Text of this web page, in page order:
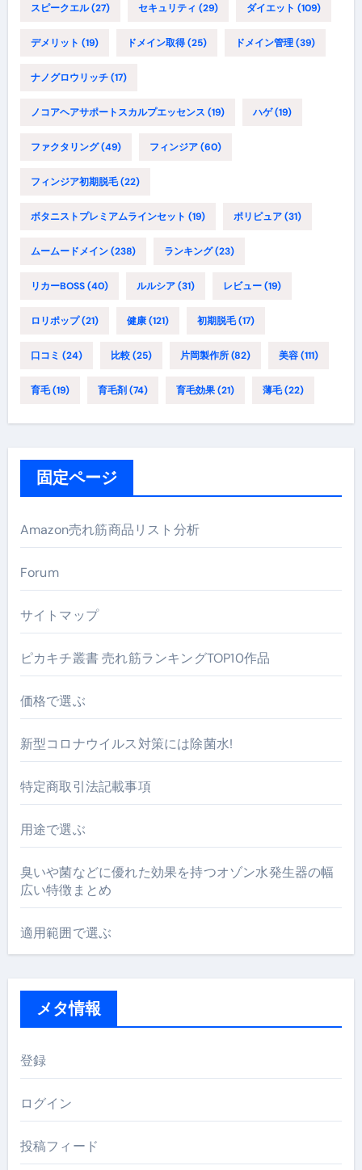
スピークエル(27) セキュリティ (29) ダイエット (109)
デメリット (19) ドメイン取得(25) ドメイン管理(39)
ナノグロウリッチ(17)
ノコアヘアサポートスカルプエッセンス (19) ハゲ(19)
ファクタリング(49) フィンジア(60)
フィンジア初期脱毛(22)
ボタニストプレミアムラインセット (19) ポリピュア(31)
ムームードメイン(238) ランキング(23)
リカーBOSS(40) ルルシア(31) レビュー(19)
ロリポップ(21) 健康(121) 初期脱毛(17)
口コミ (24) 比較(25) 片岡製作所(82) 美容(111)
育毛(19) 育毛剤(74) 育毛効果(21) 薄毛(22)
固定ページ
Amazon売れ筋商品リスト分析
Forum
サイトマップ
ピカキチ叢書 売れ筋ランキングTOP10作品
価格で選ぶ
新型コロナウイルス対策には除菌水!
特定商取引法記載事項
用途で選ぶ
臭いや菌などに優れた効果を持つオゾン水発生器の幅
広い特徴まとめ
適用範囲で選ぶ
メタ情報
登録
ログイン
投稿フィード